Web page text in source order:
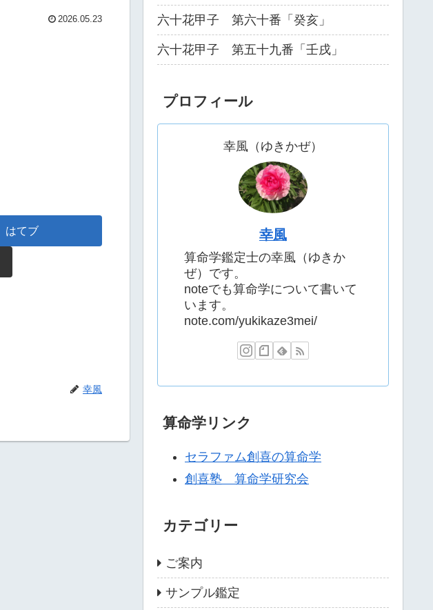
2026.05.23
はてブ
幸風
六十花甲子 第六十番「癸亥」
六十花甲子 第五十九番「壬戌」
プロフィール
幸風（ゆきかぜ）
幸風
算命学鑑定士の幸風（ゆきか
ぜ）です。
noteでも算命学について書いて
います。
note.com/yukikaze3mei/
算命学リンク
セラファム創喜の算命学
創喜塾 算命学研究会
カテゴリー
ご案内
サンプル鑑定